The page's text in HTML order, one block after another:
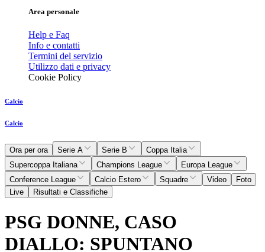
Area personale
Help e Faq
Info e contatti
Termini del servizio
Utilizzo dati e privacy
Cookie Policy
Calcio
Calcio
Ora per ora Serie A Serie B
Coppa Italia
Supercoppa Italiana
Champions League
Europa League
Conference League
Calcio Estero Squadre Video
Foto
Live
Risultati e Classifiche
PSG DONNE, CASO
DIALLO: SPUNTANO